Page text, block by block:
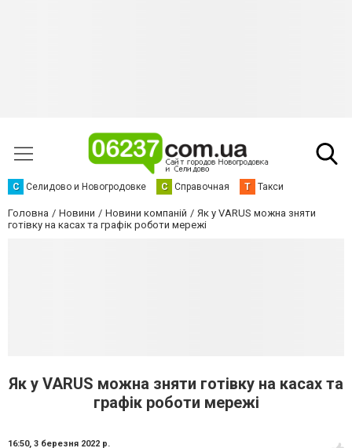
С Селидово и Новогродовке С Справочная Т Такси
Головна Новини Новини компаній
Як у VARUS можна зняти
готівку на касах та графік роботи мережі
Як у VARUS можна зняти готівку на касах та
графік роботи мережі
16:50, 3 березня 2022 р.